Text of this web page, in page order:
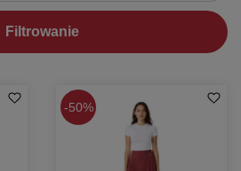
Filtrowanie
50%